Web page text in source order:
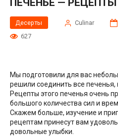
ПЕЧЕНЬЕ — РЕЦЕПТЫ
Десерты Сulinar
627
Мы подготовили для вас
решили соединить все печенья,
Рецепты этого печенья очень
большого количества сил и
Скажем больше, изучение и
рецептам принесут вам
довольные улыбки.